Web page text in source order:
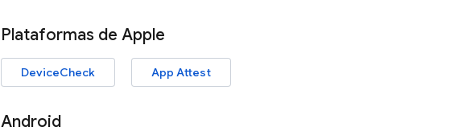
Plataformas de Apple
DeviceCheck App Attest
Android